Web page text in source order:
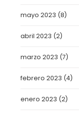
mayo 2023 (8)
abril 2023 (2)
marzo 2023 (7)
febrero 2023 (4)
enero 2023 (2)